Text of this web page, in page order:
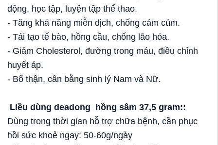
động, học tập, luyện tập thể thao.
- Tăng khả năng miễn dịch, chống cảm cúm.
- Tái tạo tế bào, hồng cầu, chống lão hóa.
- Giảm Cholesterol, đường trong máu, điều chỉnh
huyết áp.
- Bổ thận, cân bằng sinh lý Nam và Nữ.
Liều dùng deadong hồng sâm 37,5 gram::
Dùng trong thời gian hỗ trợ chữa bệnh, cần phục
hồi sức khoẻ ngay: 50-60g/ngày